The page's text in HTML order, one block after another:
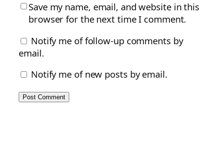
Save my name, email, and website in this
browser for the next time I comment.
Notify me of follow-up comments by
email.
Notify me of new posts by email.